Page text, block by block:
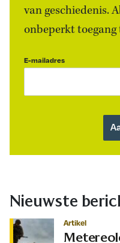
van geschiedenis.
onbeperkt
E-mailadres
Nieuwste
Artikel